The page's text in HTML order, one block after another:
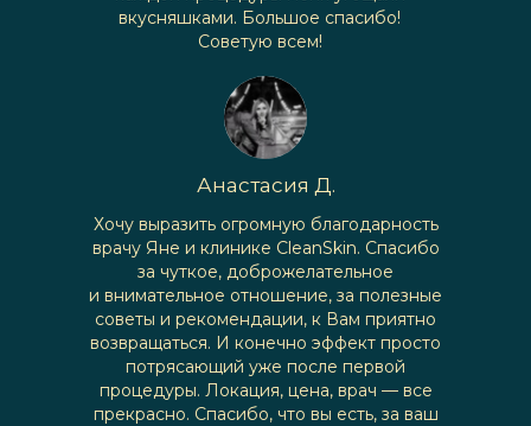
вкусняшками. Большое спасибо!
Советую всем!
Анастасия Д.
Хочу выразить огромную благодарность
врачу Яне и клинике CleanSkin. Спасибо
за чуткое, доброжелательное
и внимательное отношение, за полезные
советы и рекомендации, к Вам приятно
возвращаться. И конечно эффект просто
потрясающий уже после первой
процедуры. Локация, цена, врач — все
прекрасно. Спасибо, что вы есть, за ваш